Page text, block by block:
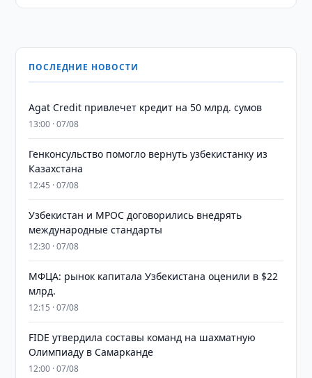
ПОСЛЕДНИЕ НОВОСТИ
Agat Credit привлечет кредит на 50 млрд. сумов
13:00 · 07/08
Генконсульство помогло вернуть узбекистанку из
Казахстана
12:45 · 07/08
Узбекистан и MPOC договорились внедрять
международные стандарты
12:30 · 07/08
МФЦА: рынок капитала Узбекистана оценили в $22
млрд.
12:15 · 07/08
FIDE утвердила составы команд на шахматную
Олимпиаду в Самарканде
12:00 · 07/08